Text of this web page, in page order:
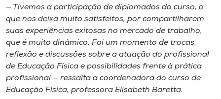
— Tivemos a participação de diplomados do curso, o
que nos deixa muito satisfeitos, por compartilharem
suas experiências exitosas no mercado de trabalho,
que é muito dinâmico. Foi um momento de trocas,
reflexão e discussões sobre a atuação do profissional
de Educação Física e possibilidades frente à prática
profissional — ressalta a coordenadora do curso de
Educação Física, professora Elisabeth Baretta.